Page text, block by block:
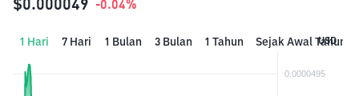
-0.04%
1 Hari 7 Hari 1 Bulan 3 Bulan 1 Tahun Sejak Awal Tahun
USD